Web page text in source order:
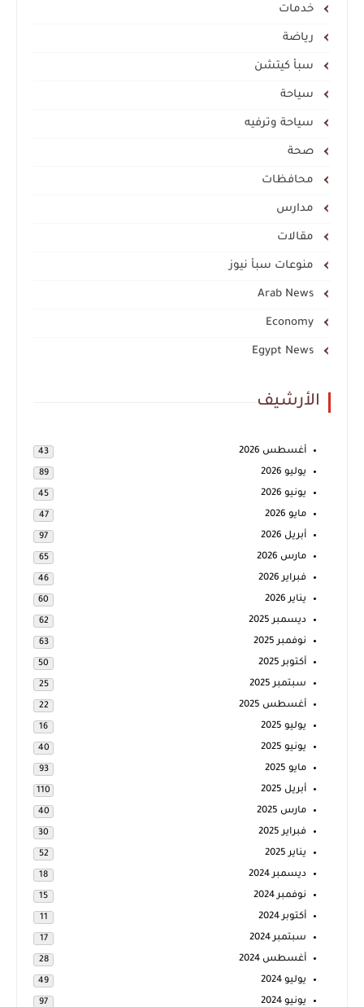
خدمات
رياضة
سبأ كيتشن
سياحة
سياحة وترفيه
صحة
محافظات
مدارس
مقالات
منوعات سبأ نيوز
Arab News
Economy
Egypt News
الأرشيف
أغسطس 2026 43
يوليو 2026 89
يونيو 2026 45
مايو 2026 47
أبريل 2026 97
مارس 2026 65
فبراير 2026 46
يناير 2026 60
ديسمبر 2025 62
نوفمبر 2025 63
أكتوبر 2025 50
سبتمبر 2025 25
أغسطس 2025 22
يوليو 2025 16
يونيو 2025 40
مايو 2025 93
أبريل 2025 110
مارس 2025 40
فبراير 2025 30
يناير 2025 52
ديسمبر 2024 18
نوفمبر 2024 15
أكتوبر 2024 11
سبتمبر 2024 17
أغسطس 2024 28
يوليو 2024 49
يونيو 2024 97